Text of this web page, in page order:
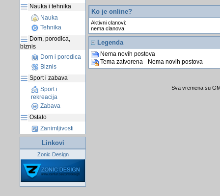
Nauka i tehnika
Nauka
Tehnika
Dom, porodica,
biznis
Dom i porodica
Biznis
Sport i zabava
Sport i
rekreacija
Zabava
Ostalo
Zanimljivosti
Linkovi
Zonic Design
Ko je online?
Aktivni clanovi:
nema clanova
Legenda
Nema novih postova
Tema zatvorena - Nema novih postova
Sva vremena su